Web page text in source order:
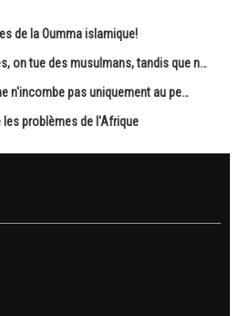
de la Oumma islamique!
on tue des musulmans, tandis que n…
n'incombe pas uniquement au pe…
problèmes de l'Afrique